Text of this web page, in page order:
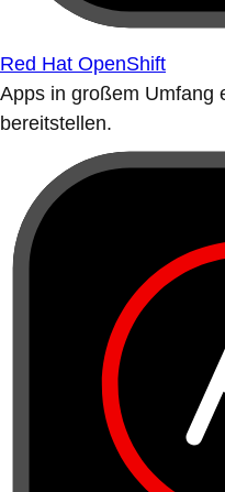
Red Hat OpenShift
Apps in großem Umfang
bereitstellen.